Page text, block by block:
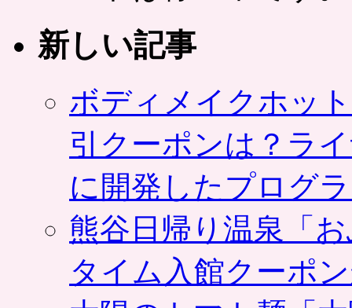
新しい記事
ボディメイクホッ
引クーポンは？ラ
に開発したプログ
熊谷日帰り温泉「
タイム入館クーポ